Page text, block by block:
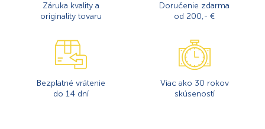
Záruka kvality a
originality tovaru
Doručenie zdarma
od 200,- €
Bezplatné vrátenie
do 14 dní
Viac ako 30 rokov
skúseností